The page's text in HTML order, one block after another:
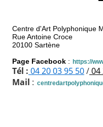
Centre d'Art Polyphonique
Rue Antoine Croce
20100 Sartène
Page Facebook : https://
Tél : 04 20 03 95 50/04
Mail :